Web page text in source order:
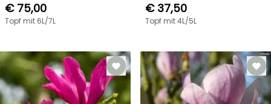
€ 75,00
Topf mit 6L/7L
€ 37,50
Topf mit 4L/5L